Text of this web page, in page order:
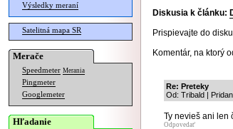
Výsledky meraní
Satelitná mapa SR
Merače
Speedmeter Merania
Pingmeter
Googlemeter
Hľadanie
Diskusia k článku:
Prispievajte do
Komentár, na ktorý
Re: Preteky
Od: Tribald |
Ty nevieš ani len
Odpovedať